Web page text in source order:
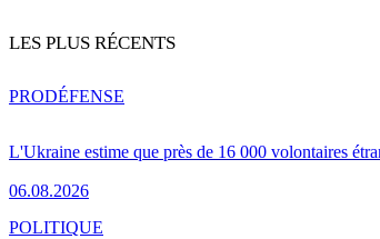
LES PLUS RÉCENTS
L'Ukraine estime que près de 16 000 volontaires
06.08.2026
PRODÉFENSE
POLITIQUE